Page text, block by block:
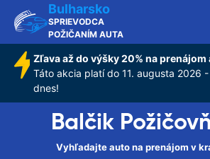
Bulharsko
SPRIEVODCA
POŽIČANÍM AUTA
Zľava až do výšky 20% na
Táto akcia platí do 11. augusta 2026
dnes!
Balčik
Vyhľadajte auto na prenájom v